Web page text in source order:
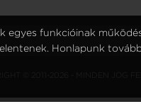
egyes funkcióinak
Honlapunk